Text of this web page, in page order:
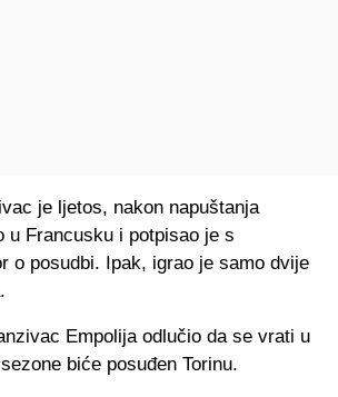
je ljetos, nakon napuštanja
u Francusku i potpisao je s
o posudbi. Ipak, igrao je samo dvije
Empolija odlučio da se vrati u
biće posuđen Torinu.